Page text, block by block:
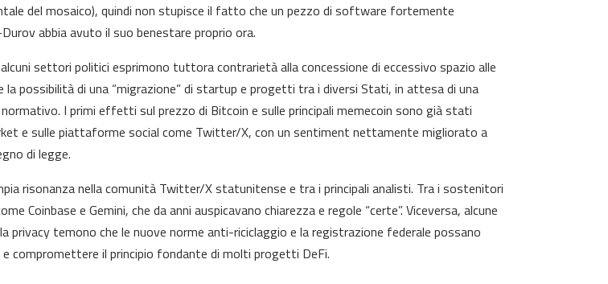
del mosaico), quindi non stupisce il fatto che un pezzo di software fortemente
abbia avuto il suo benestare proprio ora.
settori politici esprimono tuttora contrarietà alla concessione di eccessivo spazio alle
la possibilità di una “migrazione” di startup e progetti tra i diversi Stati, in attesa di una
I primi effetti sul prezzo di Bitcoin e sulle principali memecoin sono già stati
e sulle piattaforme social come Twitter/X, con un sentiment nettamente migliorato a
di legge.
risonanza nella comunità Twitter/X statunitense e tra i principali analisti. Tra i sostenitori
Coinbase e Gemini, che da anni auspicavano chiarezza e regole “certe”. Viceversa, alcune
privacy temono che le nuove norme anti-riciclaggio e la registrazione federale possano
compromettere il principio fondante di molti progetti DeFi.